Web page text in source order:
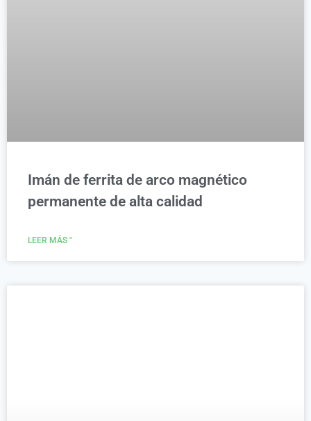
Imán de ferrita de arco magnético
permanente de alta calidad
LEER MÁS "